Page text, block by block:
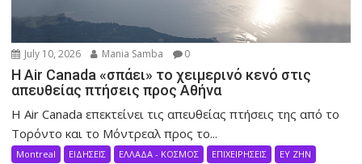
July 10, 2026 Mania Samba 0
Η Air Canada «σπάει» το χειμερινό κενό στις
απευθείας πτήσεις προς Αθήνα
Η Air Canada επεκτείνει τις απευθείας πτήσεις της από το
Τορόντο και το Μόντρεαλ προς το...
Montreal ΕΙΔΗΣΕΙΣ ΕΛΛΑΔΑ - ΚΟΣΜΟΣ ΕΠΙΧΕΙΡΗΣΕΙΣ ΕΥ ΖΗΝ